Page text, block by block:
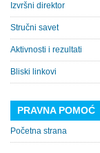
Izvršni direktor
Stručni savet
Aktivnosti i rezultati
Bliski linkovi
PRAVNA POMOĆ
Početna strana